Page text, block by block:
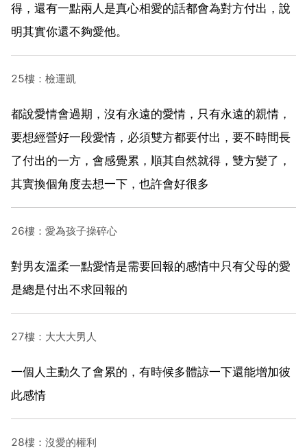
得，還有一點兩人是真心相愛的話都會為對方付出，說
明其實你還不夠愛他。
25樓：檢運凱
都說愛情會過期，沒有永遠的愛情，只有永遠的親情，
要想經營好一段愛情，必須雙方都要付出，要不時間長
了付出的一方，會感覺累，順其自然就得，雙方變了，
其實換個角度去想一下，也許會好很多
26樓：愛為孩子操碎心
對男友溫柔一點愛情是需要回報的感情中只有父母的愛
是總是付出不求回報的
27樓：大大大男人
一個人主動久了會累的，有時候多體諒一下還能增加彼
此感情
28樓：沒愛的權利